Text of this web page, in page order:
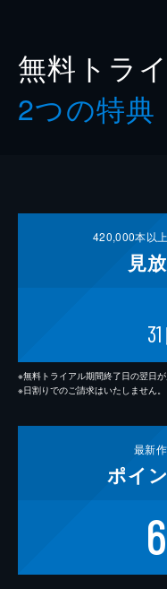
無料トラ
2つの特典
420,000本以
見
31
※無料トライアル期間終了日の翌日
※日割りでのご請求はいたしません。
最新
ポイ